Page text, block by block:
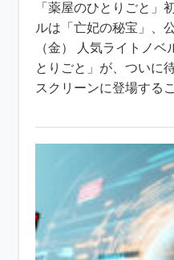
「薬屋のひとりごと
ルは「亡妃の秘宝」、
（金） 人気ライトノ
とりごと」が、ついに
スクリーンに登場する